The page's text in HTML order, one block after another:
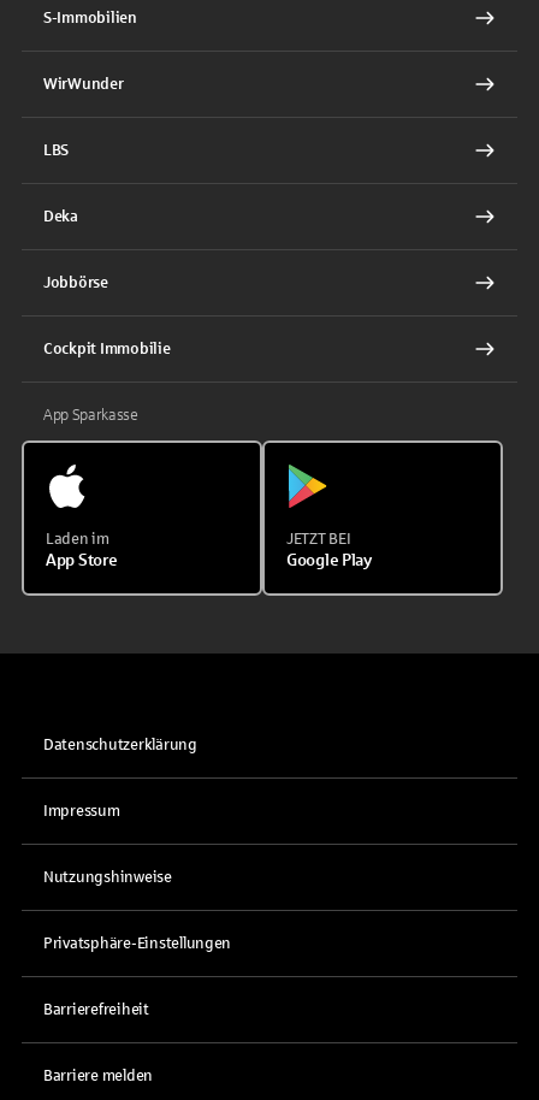
S-Immobilien
WirWunder
LBS
Deka
Jobbörse
Cockpit Immobilie
App Sparkasse
Laden im
App Store
JETZT BEI
Google Play
Datenschutzerklärung
Impressum
Nutzungshinweise
Privatsphäre-Einstellungen
Barrierefreiheit
Barriere melden